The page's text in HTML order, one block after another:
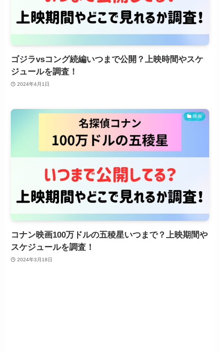
ゴジラvsコング続編いつまで公開？上映時間やスケ
ジュールを調査！
2024年4月1日
映画
コナン映画100万ドルの五稜星いつまで？上映期間や
スケジュールを調査！
2024年3月18日